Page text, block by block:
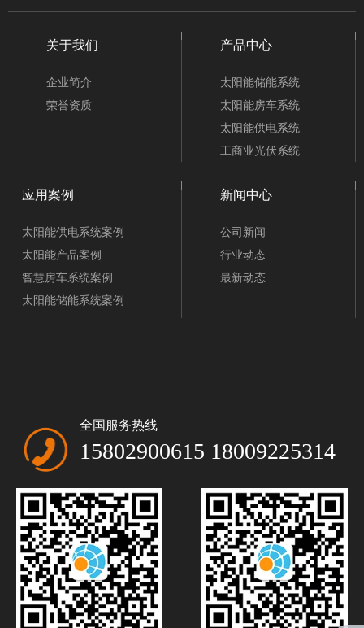
关于我们
企业简介
荣誉资质
产品中心
太阳能储能系统
太阳能房车系统
太阳能供电系统
工商业光伏系统
应用案例
太阳能供电系统案例
太阳能产品案例
智慧房车系统案例
太阳能储能系统案例
新闻中心
公司新闻
行业动态
最新动态
全国服务热线
15802900615 18009225314